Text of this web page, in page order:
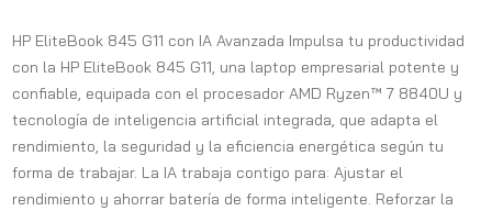
HP EliteBook 845 G11 con IA Avanzada Impulsa tu productividad
con la HP EliteBook 845 G11, una laptop empresarial potente y
confiable, equipada con el procesador AMD Ryzen™ 7 8840U y
tecnología de inteligencia artificial integrada, que adapta el
rendimiento, la seguridad y la eficiencia energética según tu
forma de trabajar. La IA trabaja contigo para: Ajustar el
rendimiento y ahorrar batería de forma inteligente. Reforzar la